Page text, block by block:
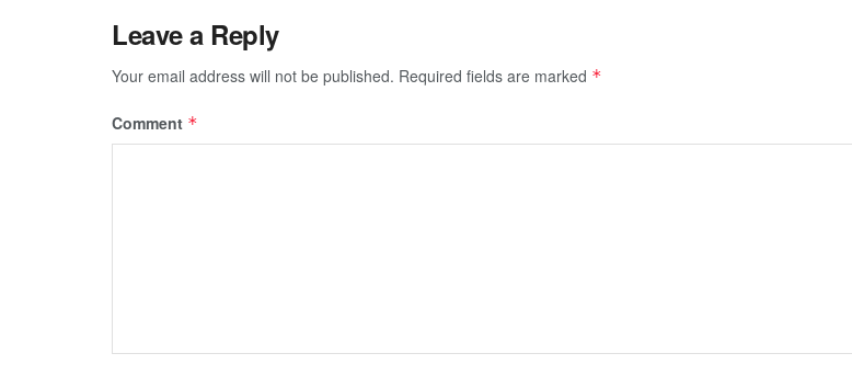
Leave a Reply
Your email address will not be published. Required fields are marked *
Comment *